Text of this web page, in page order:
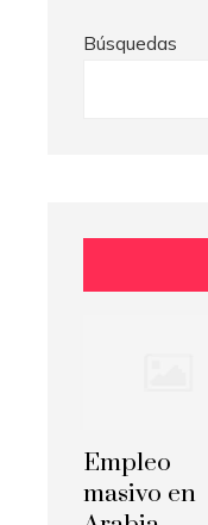
Búsquedas
Empleo
masivo en